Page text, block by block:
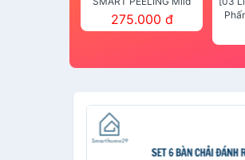
Papaya The Face Shop
(150ml)
275.000 đ
Quick